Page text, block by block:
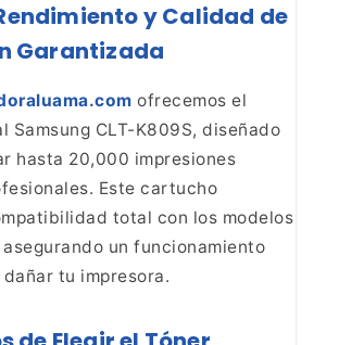
y Calidad de
Garantizada
ofrecemos el
Samsung CLT-K809S, diseñado
hasta 20,000 impresiones
Este cartucho
total con los modelos
un funcionamiento
tu impresora.